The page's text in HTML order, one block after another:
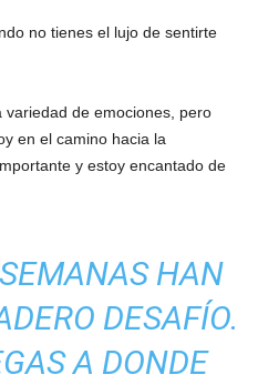
no tienes el lujo de sentirte
variedad de emociones, pero
en el camino hacia la
y estoy encantado de
HAN
DESAFÍO.
A DONDE